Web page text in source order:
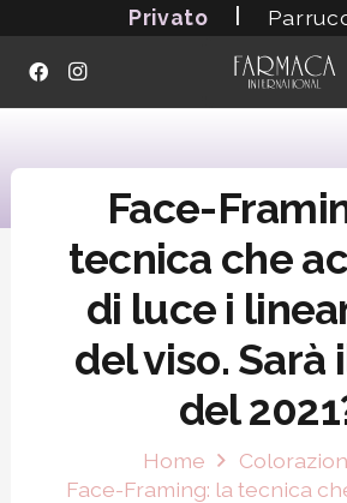
Privato |
Face-
tecnica che
di luce i
del viso. Sarà
del
Home
Face-Framing: la tecnica